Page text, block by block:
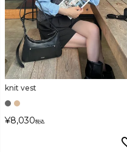
knit vest
¥8,030税込